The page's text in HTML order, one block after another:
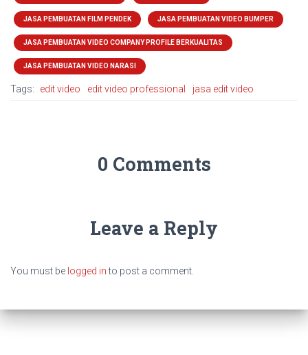
JASA PEMBUATAN FILM PENDEK JASA PEMBUATAN VIDEO BUMPER
JASA PEMBUATAN VIDEO COMPANY PROFILE BERKUALITAS
JASA PEMBUATAN VIDEO NARASI
Tags: edit video edit video professional jasa edit video
0 Comments
Leave a Reply
You must be logged into post a comment.